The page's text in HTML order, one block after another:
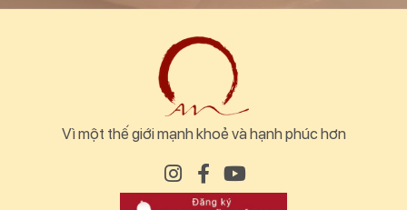
Vì một thế giới mạnh khoẻ và hạnh phúc hơn